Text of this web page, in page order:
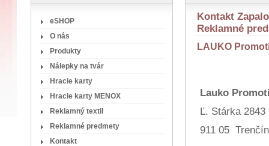
eSHOP
O nás
Produkty
Nálepky na tvár
Hracie karty
Hracie karty MENOX
Reklamný textil
Reklamné predmety
Kontakt
Kontakt
Reklamné
LAUKO
Lauko
Ľ. Stárka 2843
911 05 Trenčín